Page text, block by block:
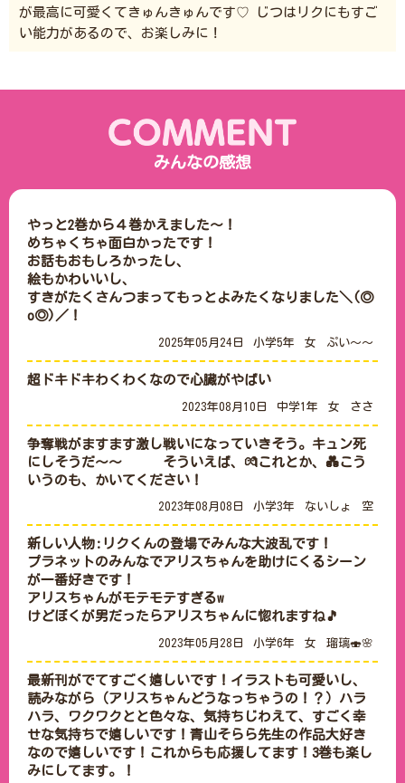
が最高に可愛くてきゅんきゅんです♡ じつはリクにもすご
い能力があるので、お楽しみに！
みんなの感想
やっと2巻から４巻かえました～！
めちゃくちゃ面白かったです！
お話もおもしろかったし、
絵もかわいいし、
すきがたくさんつまってもっとよみたくなりました＼(◎
2025年05月24日 小学5年 女 ぷい～～
2023年08月10日 中学1年 女 ささ
争奪戦がますます激し戦いになっていきそう。キュン死
にしそうだ～～　　　そういえば、💏これとか、💑こう
いうのも、かいてください！
2023年08月08日 小学3年 ないしょ 空
新しい人物:リクくんの登場でみんな大波乱です！
プラネットのみんなでアリスちゃんを助けにくるシーン
が一番好きです！
アリスちゃんがモテモテすぎるw
けどぼくが男だったらアリスちゃんに惚れますね🎵
2023年05月28日 小学6年 女 瑠璃🍣🌸
最新刊がでてすごく嬉しいです！イラストも可愛いし、
読みながら（アリスちゃんどうなっちゃうの！？）ハラ
ハラ、ワクワクとと色々な、気持ちじわえて、すごく幸
せな気持ちで嬉しいです！青山そらら先生の作品大好き
なので嬉しいです！これからも応援してます！3巻も楽し
みにしてます。！